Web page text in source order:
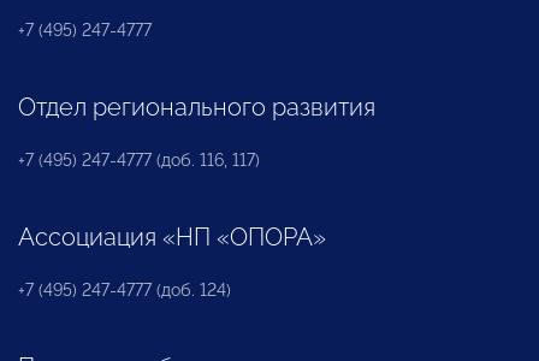
+7 (495) 247-4777
Отдел регионального развития
+7 (495) 247-4777 (доб. 116, 117)
Ассоциация «НП «ОПОРА»
+7 (495) 247-4777 (доб. 124)